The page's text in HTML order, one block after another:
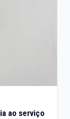
ao serviço